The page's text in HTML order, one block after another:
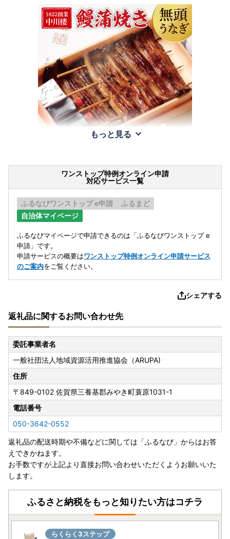
もっと見る
ワンストップ特例オンライン申請
対応サービス一覧
ふるなびワンストップ e申請
ふるまど
自治体マイページ
ふるなびマイページで申請できるのは「ふるなびワンストップ e
申請」です。
申請サービスの概要はワンストップ特例オンライン申請サービス
のご案内をご覧ください。
シェアする
返礼品に関するお問い合わせ先
委託事業者名
一般社団法人地域資源活用推進協会（ARUPA)
住所
〒849-0102 佐賀県三養基郡みやき町蓑原1031-1
電話番号
050-3642-0552
返礼品の配送時期や不備などに関しては「ふるなび」からはお答
えできかねます。
お手数ですが上記より直接お問い合わせいただくようお願いいた
します。
ふるさと納税をもっと知りたい方はコチラ
らくらく3ステップ